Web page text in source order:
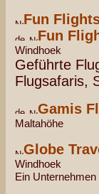
Fun
Fun
Windhoek
Geführte
Flugsafaris,
Gamis
Maltahöhe
Globe
Windhoek
Ein Unternehmen